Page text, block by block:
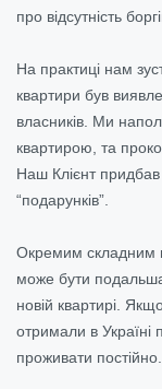
про відсутність
На практиці нам
квартири був
власників. Ми
квартирою, та
Наш Клієнт
“подарунків”.
Окремим складним
може бути
новій квартирі.
отримали в Україні
проживати постійно.